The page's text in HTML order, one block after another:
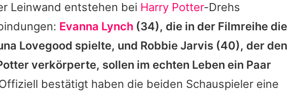
Alle Themen auf Promiflash
App runterladen
Team
Leinwand entstehen bei Harry Potter-Drehs
Evanna Lynch (34), die in der Filmreihe die
Lovegood spielte, und Robbie Jarvis (40), der den
verkörperte, sollen im echten Leben ein Paar
bestätigt haben die beiden Schauspieler eine